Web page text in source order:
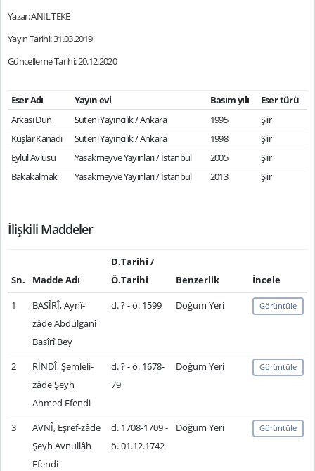
Yazar: ANIL TEKE
Yayın Tarihi: 31.03.2019
Güncelleme Tarihi: 20.12.2020
Eser Adı Yayın evi Basım yılı
Eser türü
Arkası Dün
Suteni Yayıncılık / Ankara 1995
Şiir
Kuşlar Kanadı
Suteni Yayıncılık / Ankara 1998
Şiir
Eylül Avlusu
Yasakmeyve Yayınları / İstanbul 2005
Şiir
Bakakalmak
Yasakmeyve Yayınları / İstanbul 2013 Şiir
İlişkili Maddeler
Sn. Madde Adı
D.Tarihi /
Ö.Tarihi
Benzerlik
İncele
1
BASÎRÎ, Aynî-
zâde Abdülganî
Basîrî Bey
d. ? - ö. 1599 Doğum Yeri Görüntüle
2
RİNDÎ, Şemleli-
zâde Şeyh
Ahmed Efendi
d. ? - ö. 1678-
79
Doğum Yeri Görüntüle
3
AVNÎ, Eşref-zâde
Şeyh Avnullâh
Efendi
d. 1708-1709 -
ö. 01.12.1742
Doğum Yeri Görüntüle